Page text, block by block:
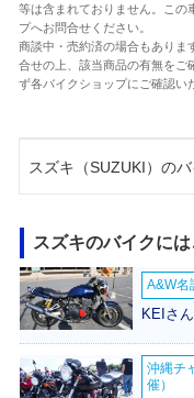
等は含まれておりません。この
プへお問合せください。
商談中・売約済の場合もありま
合せの上、該当商品の有無をご
ず各バイクショップにご確認い
スズキ（SUZUKI）の
スズキのバイクに
A&W名
KEIさ
沖縄チ
催）